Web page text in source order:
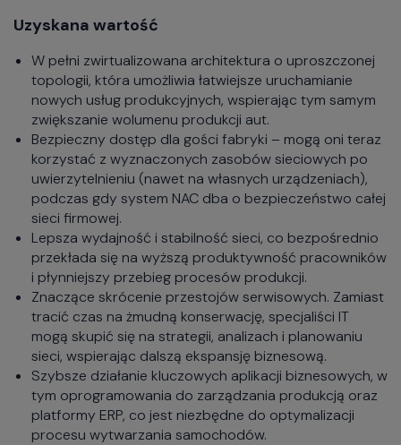
Uzyskana wartość
W pełni zwirtualizowana architektura o uproszczonej
topologii, która umożliwia łatwiejsze uruchamianie
nowych usług produkcyjnych, wspierając tym samym
zwiększanie wolumenu produkcji aut.
Bezpieczny dostęp dla gości fabryki – mogą oni teraz
korzystać z wyznaczonych zasobów sieciowych po
uwierzytelnieniu (nawet na własnych urządzeniach),
podczas gdy system NAC dba o bezpieczeństwo całej
sieci firmowej.
Lepsza wydajność i stabilność sieci, co bezpośrednio
przekłada się na wyższą produktywność pracowników
i płynniejszy przebieg procesów produkcji.
Znaczące skrócenie przestojów serwisowych. Zamiast
tracić czas na żmudną konserwację, specjaliści IT
mogą skupić się na strategii, analizach i planowaniu
sieci, wspierając dalszą ekspansję biznesową.
Szybsze działanie kluczowych aplikacji biznesowych, w
tym oprogramowania do zarządzania produkcją oraz
platformy ERP, co jest niezbędne do optymalizacji
procesu wytwarzania samochodów.